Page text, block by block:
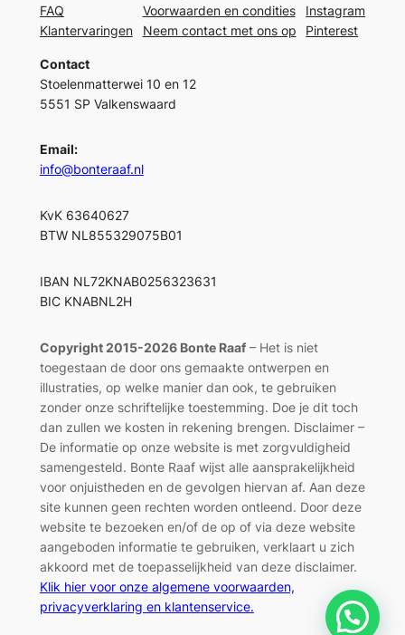
FAQ
Klantervaringen
Voorwaarden en condities
Neem contact met ons op
Instagram
Pinterest
Contact
Stoelenmatterwei 10 en 12
5551 SP Valkenswaard
Email:
info@bonteraaf.nl
KvK 63640627
BTW NL855329075B01
IBAN NL72KNAB0256323631
BIC KNABNL2H
Copyright 2015-2026 Bonte Raaf– Het is niet
toegestaan de door ons gemaakte ontwerpen en
illustraties, op welke manier dan ook, te gebruiken
zonder onze schriftelijke toestemming. Doe je dit toch
dan zullen we kosten in rekening brengen. Disclaimer –
De informatie op onze website is met zorgvuldigheid
samengesteld. Bonte Raaf wijst alle aansprakelijkheid
voor onjuistheden en de gevolgen hiervan af. Aan deze
site kunnen geen rechten worden ontleend. Door deze
website te bezoeken en/of de op of via deze website
aangeboden informatie te gebruiken, verklaart u zich
akkoord met de toepasselijkheid van deze disclaimer.
Klik hier voor onze algemene voorwaarden,
privacyverklaring en klantenservice.